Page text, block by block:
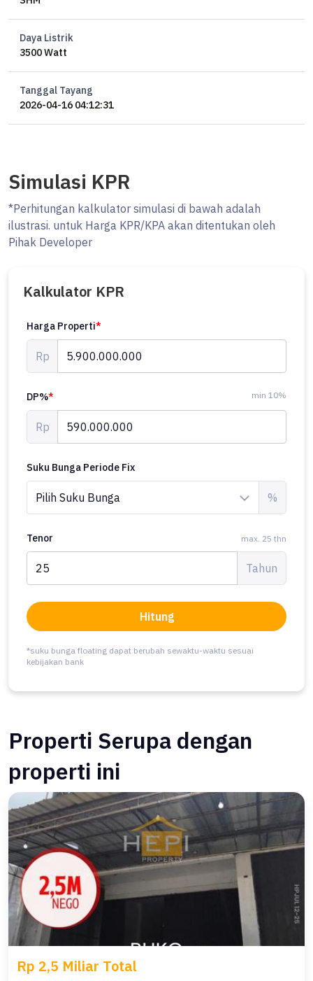
Daya Listrik
3500 Watt
Tanggal Tayang
2026-04-16 04:12:31
Simulasi KPR
*Perhitungan kalkulator simulasi di bawah adalah
ilustrasi. untuk Harga KPR/KPA akan ditentukan oleh
Pihak Developer
Kalkulator KPR
Harga Properti*
Rp
DP%* min 10%
Rp
Suku Bunga Periode Fix
%
Tenor max. 25 thn
Tahun
Hitung
*suku bunga floating dapat berubah sewaktu-waktu sesuai
kebijakan bank
Properti Serupa dengan
properti ini
Rp 2,5 Miliar Total